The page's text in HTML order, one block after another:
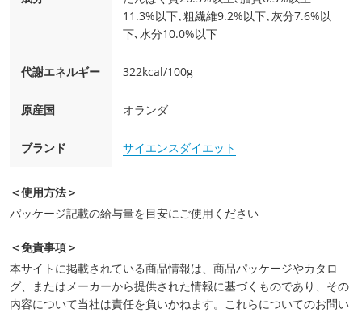
11.3%以下､粗繊維9.2%以下､灰分7.6%以
下､水分10.0%以下
代謝エネルギー 322kcal/100g
原産国 オランダ
ブランド サイエンスダイエット
＜使用方法＞
パッケージ記載の給与量を目安にご使用ください
＜免責事項＞
本サイトに掲載されている商品情報は、商品パッケージやカタロ
グ、またはメーカーから提供された情報に基づくものであり、その
内容について当社は責任を負いかねます。これらについてのお問い